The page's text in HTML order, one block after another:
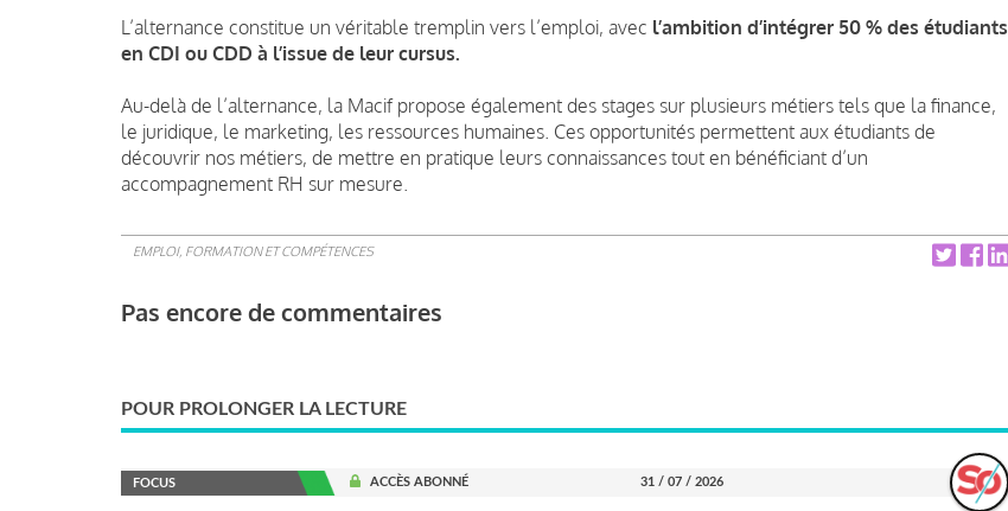
L’alternance constitue un véritable tremplin vers l’emploi, avec l’ambition d’intégrer 50 % des étudiants
en CDI ou CDD à l’issue de leur cursus.
Au-delà de l’alternance, la Macif propose également des stages sur plusieurs métiers tels que la finance,
le juridique, le marketing, les ressources humaines. Ces opportunités permettent aux étudiants de
découvrir nos métiers, de mettre en pratique leurs connaissances tout en bénéficiant d’un
accompagnement RH sur mesure.
EMPLOI, FORMATION ET COMPÉTENCES
Pas encore de commentaires
POUR PROLONGER LA LECTURE
FOCUS ACCÈS ABONNÉ 31 / 07 / 2026